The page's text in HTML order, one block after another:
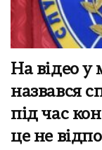
На відео у
назвався
під час
це не